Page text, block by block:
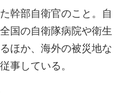
幹部自衛官のこと。自
国の自衛隊病院や衛生
ほか、海外の被災地な
事している。